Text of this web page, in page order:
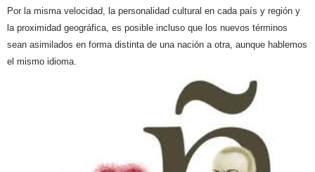
Por la misma velocidad, la personalidad cultural en cada país y región y
la proximidad geográfica, es posible incluso que los nuevos términos
sean asimilados en forma distinta de una nación a otra, aunque hablemos
el mismo idioma.